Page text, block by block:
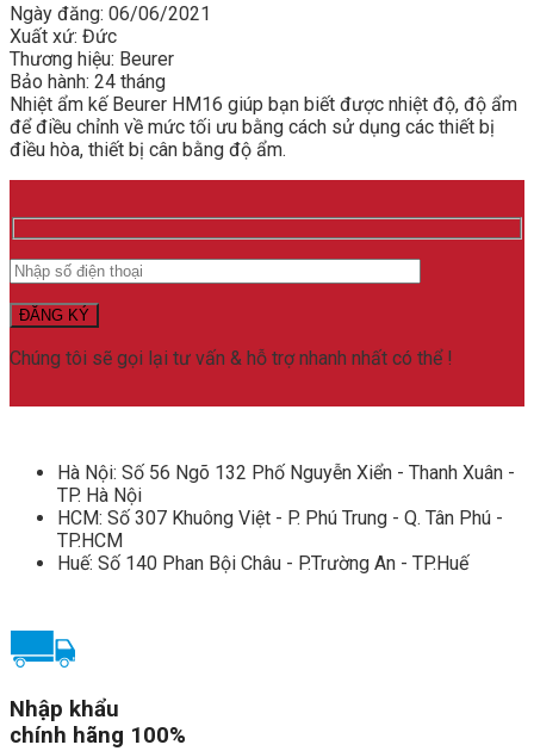
Ngày đăng: 06/06/2021
Xuất xứ: Đức
Thương hiệu: Beurer
Bảo hành: 24 tháng
Nhiệt ẩm kế Beurer HM16 giúp bạn biết được nhiệt độ, độ ẩm
để điều chỉnh về mức tối ưu bằng cách sử dụng các thiết bị
điều hòa, thiết bị cân bằng độ ẩm.
Chúng tôi sẽ gọi lại tư vấn & hỗ trợ nhanh nhất có thể !
Hà Nội: Số 56 Ngõ 132 Phố Nguyễn Xiển - Thanh Xuân -
TP. Hà Nội
HCM: Số 307 Khuông Việt - P. Phú Trung - Q. Tân Phú -
TP.HCM
Huế: Số 140 Phan Bội Châu - P.Trường An - TP.Huế
Nhập khẩu
chính hãng 100%